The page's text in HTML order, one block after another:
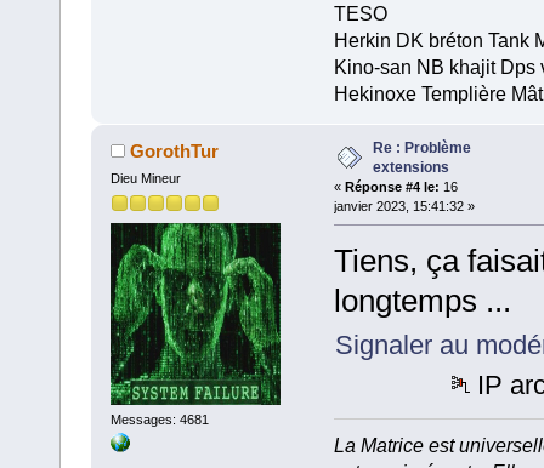
TESO
Herkin DK bréton Tank
Kino-san NB khajit Dps
Hekinoxe Templière
GorothTur
Dieu Mineur
Messages: 4681
Re : Problème
extensions
« Réponse #4 le: 16
janvier 2023, 15:41:32 »
Tiens, ça
longtemps ...
Signaler au
IP
La Matrice est